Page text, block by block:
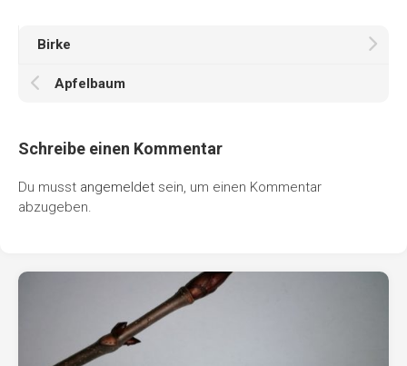
Birke
Apfelbaum
Schreibe einen Kommentar
Du musst angemeldet sein, um einen Kommentar
abzugeben.